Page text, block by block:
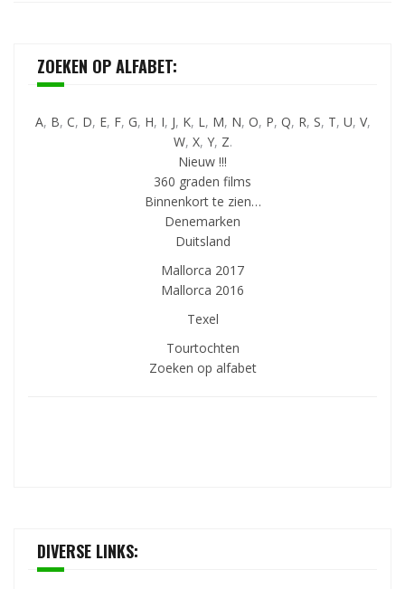
ZOEKEN OP ALFABET:
A, B, C, D, E, F, G, H, I, J, K, L, M, N, O, P, Q, R, S, T, U, V,
W, X, Y, Z.
Nieuw !!!
360 graden films
Binnenkort te zien…
Denemarken
Duitsland
Mallorca 2017
Mallorca 2016
Texel
Tourtochten
Zoeken op alfabet
DIVERSE LINKS: